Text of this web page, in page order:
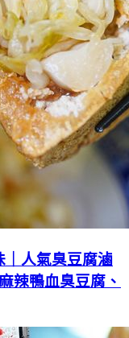
｜人氣臭豆腐滷
辣鴨血臭豆腐、